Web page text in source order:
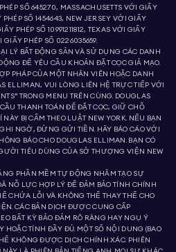
SỐ 645270, MASSACHUSETTS VỚI GIẤY
SỐ 1454643, NEW JERSEY VỚI GIẤY
PHÉP SỐ 10991211812, TEXAS VỚI GIẤY
PHÉP SỐ 0226035659.
LÝ BẤT ĐỘNG SẢN VÀ SỬ DỤNG CÁC DANH
ĐỂ YÊU CẦU KHOẢN ĐẶT CỌC GIẢ MẠO.
PHÁP CỦA MỘT NHÂN VIÊN HOẶC DANH
ELLIMAN, VUI LÒNG LIÊN HỆ TRỰC TIẾP VỚI
TRONG MENU TRÊN CÙNG. DOUGLAS
THANH TOÁN ĐỂ ĐẶT CỌC, GIỮ CHỖ
BỊ CẤM THEO LUẬT NEW YORK. NẾU BẠN
NGỜ, ĐỪNG GỬI TIỀN. HÃY BÁO CÁO VỚI
BÁO CHO DOUGLAS ELLIMAN. BẠN CÓ
TIÊU DÙNG CỦA SỞ THƯỢNG VIỆN NEW
PHẦN MỀM TỰ ĐỘNG NHẰM TẠO SỰ
NỖ LỰC HỢP LÝ ĐỂ ĐẢM BẢO TÍNH CHÍNH
CHỨA LỖI VÀ KHÔNG THỂ THAY THẾ CHO
CÁC BẢN DỊCH ĐƯỢC CUNG CẤP
BẤT KỲ BẢO ĐẢM RÕ RÀNG HAY NGỤ Ý
HOẶC TÍNH ĐẦY ĐỦ. MỘT SỐ NỘI DUNG (BAO
KHÔNG ĐƯỢC DỊCH CHÍNH XÁC. PHIÊN